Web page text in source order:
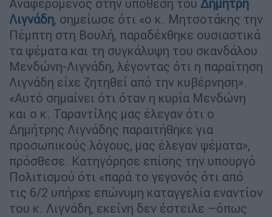
Αναφερόμενος στην υπόθεση του Δημήτρη
Λιγνάδη, σημείωσε ότι «ο κ. Μητσοτάκης την
Πέμπτη στη Βουλή, παραδέχθηκε ουσιαστικά
τα ψέματα και τη συγκάλυψη του σκανδάλου
Μενδώνη-Λιγνάδη, λέγοντας ότι η παραίτηση
Λιγνάδη είχε ζητηθεί από την κυβέρνηση».
«Αυτό σημαίνει ότι όταν η κυρία Μενδώνη
και ο κ. Ταραντίλης μας έλεγαν ότι ο
Δημήτρης Λιγνάδης παραιτήθηκε για
προσωπικούς λόγους, μας έλεγαν ψέματα»,
πρόσθεσε. Κατηγόρησε επίσης την υπουργό
Πολιτισμού ότι «παρά το γεγονός ότι από
τις 6/2 υπήρχε επώνυμη καταγγελία εναντίον
του κ. Λιγνάδη, εκείνη δεν έστειλε –όπως